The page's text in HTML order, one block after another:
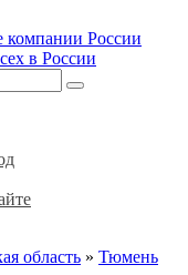
России
в России
область » Тюмень